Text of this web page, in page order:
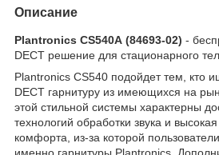
Описание
Plantronics CS540A (84693-02) -
DECT решение для стационарного
Plantronics CS540 подойдет тем, кто
DECT гарнитуру из имеющихся на
этой стильной системы характерны
технологий обработки звука и
комфорта, из-за которой
именно гарнитуры Plantronics.